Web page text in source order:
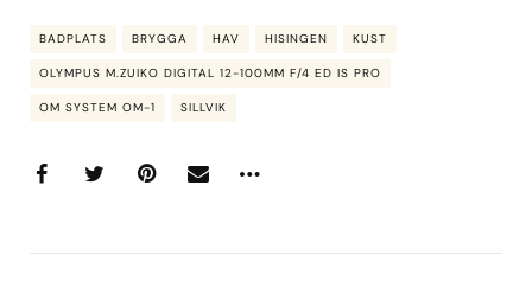
BADPLATS BRYGGA HAV HISINGEN KUST
OLYMPUS M.ZUIKO DIGITAL 12-100MM F/4 ED IS PRO
OM SYSTEM OM-1 SILLVIK